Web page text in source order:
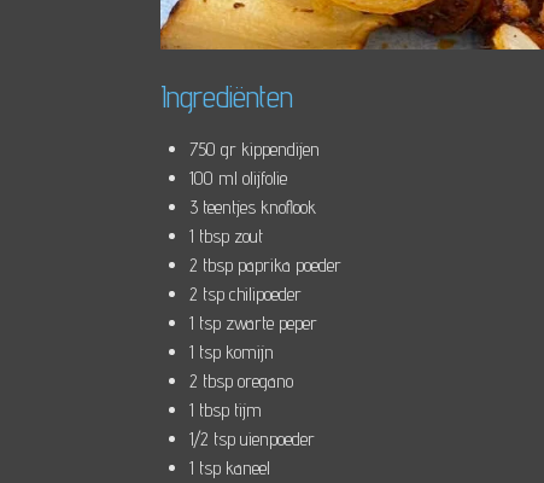
Ingrediënten
750 gr kippendijen
100 ml olijfolie
3 teentjes knoflook
1 tbsp zout
2 tbsp paprika poeder
2 tsp chilipoeder
1 tsp zwarte peper
1 tsp komijn
2 tbsp oregano
1 tbsp tijm
1/2 tsp uienpoeder
1 tsp kaneel